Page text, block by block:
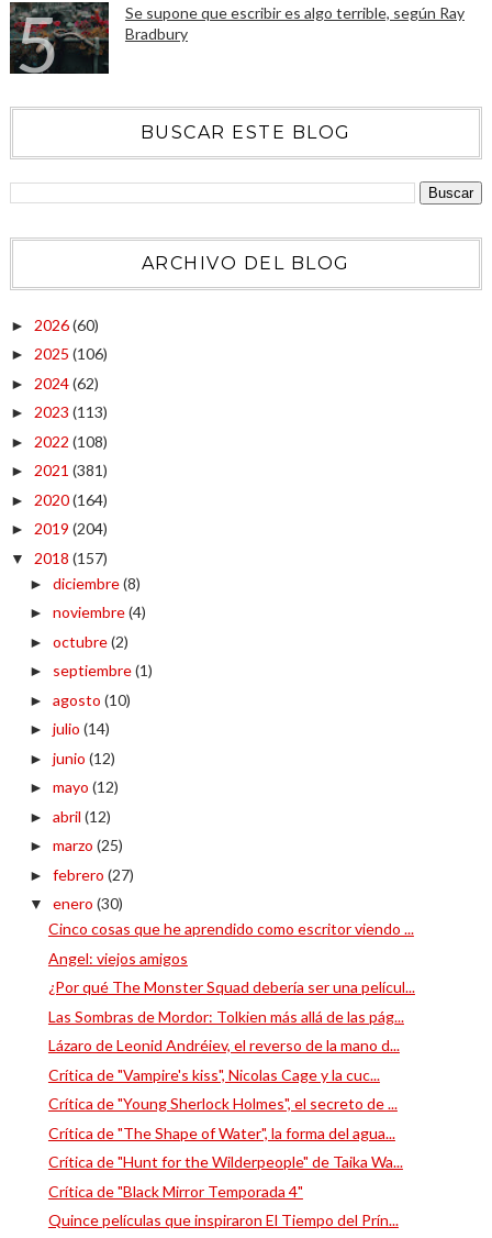
Se supone que escribir es algo terrible, según Ray
Bradbury
BUSCAR ESTE BLOG
ARCHIVO DEL BLOG
► 2026(60)
► 2025 (106)
► 2024(62)
► 2023 (113)
► 2022 (108)
► 2021 (381)
► 2020(164)
► 2019 (204)
▼ 2018 (157)
► diciembre(8)
► noviembre(4)
► octubre(2)
► septiembre(1)
► agosto (10)
► julio (14)
► junio (12)
► mayo (12)
► abril (12)
► marzo (25)
► febrero (27)
▼ enero (30)
Cinco cosas que he aprendido como escritor viendo ...
Angel: viejos amigos
¿Por qué The Monster Squad debería ser una películ...
Las Sombras de Mordor: Tolkien más allá de las pág...
Lázaro de Leonid Andréiev, el reverso de la mano d...
Crítica de "Vampire's kiss", Nicolas Cage y la cuc...
Crítica de "Young Sherlock Holmes", el secreto de ...
Crítica de "The Shape of Water", la forma del agua...
Crítica de "Hunt for the Wilderpeople" de Taika Wa...
Crítica de "Black Mirror Temporada 4"
Quince películas que inspiraron El Tiempo del Prín...